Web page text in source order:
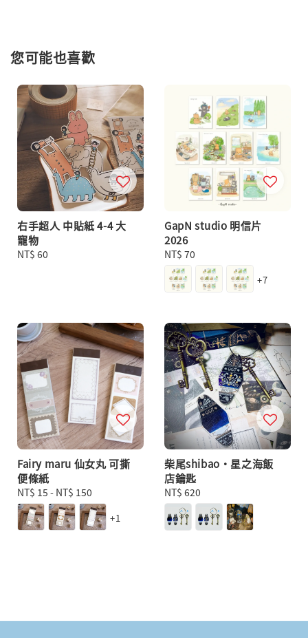
您可能也喜歡
右手超人 中貼紙 4-4 大
寵物
Regular
NT$ 60
GapN studio 明信片
2026
Regular
price
NT$ 70
+7
Fairy maru 仙女丸 可撕
便條紙
Regular
price
NT$ 15 - NT$ 150
+1
柴尾shibao・星之海飯
店鑰匙
Regular
price
NT$ 620